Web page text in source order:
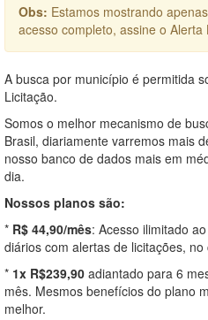
Obs: Estamos mostrando
acesso completo, assine o Alerta
A busca por município é permitida
Licitação.
Somos o melhor mecanismo de
Brasil, diariamente varremos mais
nosso banco de dados mais em
dia.
Nossos planos são:
* R$ 44,90/mês: Acesso ilimitado
diários com alertas de licitações,
* 1x R$239,90 adiantado para 6
mês. Mesmos benefícios do plano
melhor.